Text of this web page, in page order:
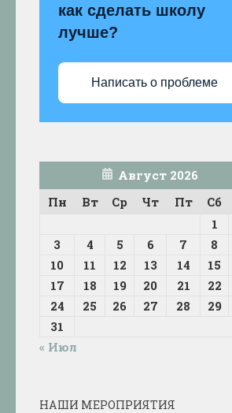
как сделать школу
лучше?
Написать о проблеме
Август 2026
Пн
Вт Ср Чт Пт Сб
1
3
4 5 6 7 8
10
11 12 13 14 15
17
18 19 20 21 22
24
25 26 27 28 29
31
« Июл
НАШИ МЕРОПРИЯТИЯ